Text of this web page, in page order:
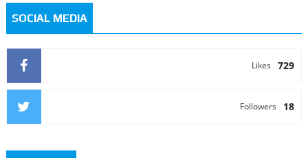
SOCIAL MEDIA
729
Likes
18
Followers